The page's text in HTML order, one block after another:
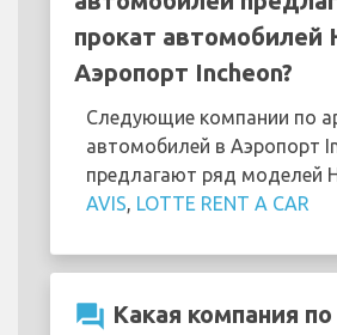
прокат автомобилей
Аэропорт Incheon?
Следующие компании по
автомобилей в Аэропорт
предлагают ряд моделей
AVIS, LOTTE RENT A CAR
question_answer Какая компания